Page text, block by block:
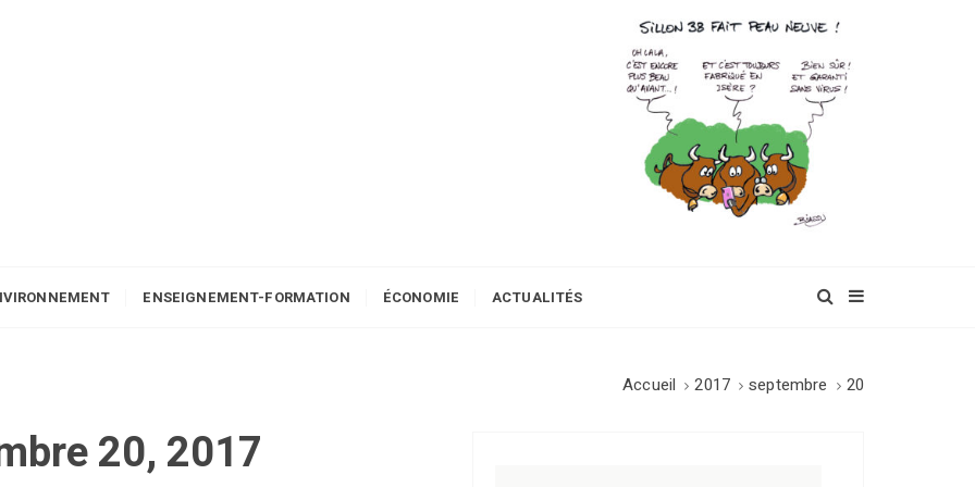
ENSEIGNEMENT-FORMATION ÉCONOMIE ACTUALITÉS
Accueil 2017 septembre 20
20, 2017